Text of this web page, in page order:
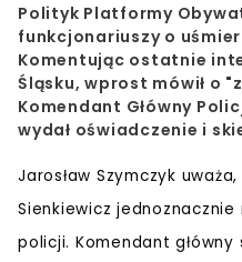
Polityk Platformy
funkcjonariuszy o
Komentując ostatnie
Śląsku, wprost mówił o
Komendant Główny
wydał oświadczenie i
Jarosław Szymczyk
Sienkiewicz
policji. Komendant główny